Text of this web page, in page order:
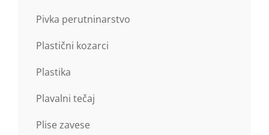
Pivka perutninarstvo
Plastični kozarci
Plastika
Plavalni tečaj
Plise zavese